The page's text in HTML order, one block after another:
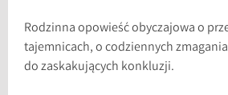
Rodzinna opowieść obyczajowa o
tajemnicach, o codziennych
do zaskakujących konkluzji.